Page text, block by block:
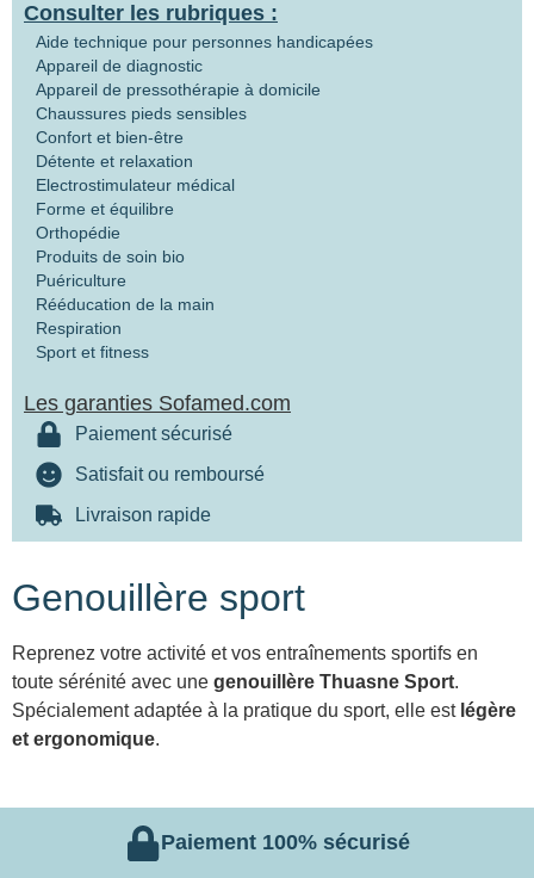
Consulter les rubriques :
Aide technique pour personnes handicapées
Appareil de diagnostic
Appareil de pressothérapie à domicile
Chaussures pieds sensibles
Confort et bien-être
Détente et relaxation
Electrostimulateur médical
Forme et équilibre
Orthopédie
Produits de soin bio
Puériculture
Rééducation de la main
Respiration
Sport et fitness
Les garanties Sofamed.com
Paiement sécurisé
Satisfait ou remboursé
Livraison rapide
Genouillère sport
Reprenez votre activité et vos entraînements sportifs en
toute sérénité avec une genouillère Thuasne Sport.
Spécialement adaptée à la pratique du sport, elle est légère
et ergonomique.
Paiement 100% sécurisé